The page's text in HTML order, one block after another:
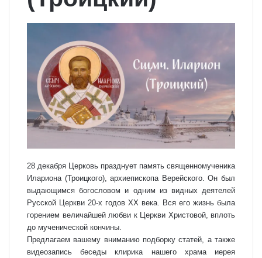
28 декабря Церковь празднует память священномученика
Илариона (Троицкого), архиепископа Верейского. Он был
вы­да­ю­щимся бо­го­словом и одним из вид­ных де­я­те­лей
Русской Церкви 20-х го­дов ХХ века. Вся его жизнь бы­ла
горени­ем ве­ли­чай­шей люб­ви к Церк­ви Христовой, вплоть
до мученической кончи­ны.
Предлагаем вашему вниманию подборку статей, а также
видеозапись беседы клирика нашего храма иерея